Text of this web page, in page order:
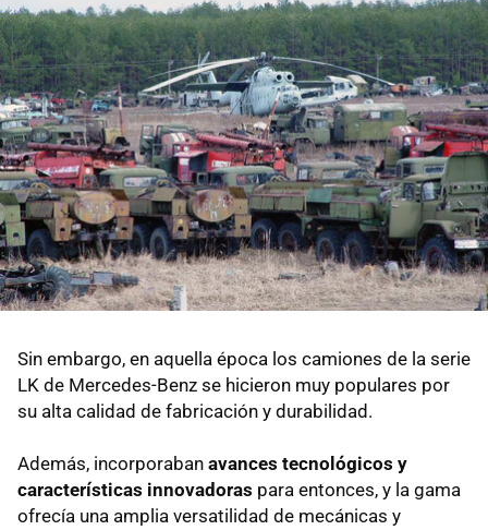
Sin embargo, en aquella época los camiones de la serie
LK de Mercedes-Benz se hicieron muy populares por
su alta calidad de fabricación y durabilidad.
Además, incorporaban avances tecnológicos y
características innovadoras para entonces, y la gama
ofrecía una amplia versatilidad de mecánicas y